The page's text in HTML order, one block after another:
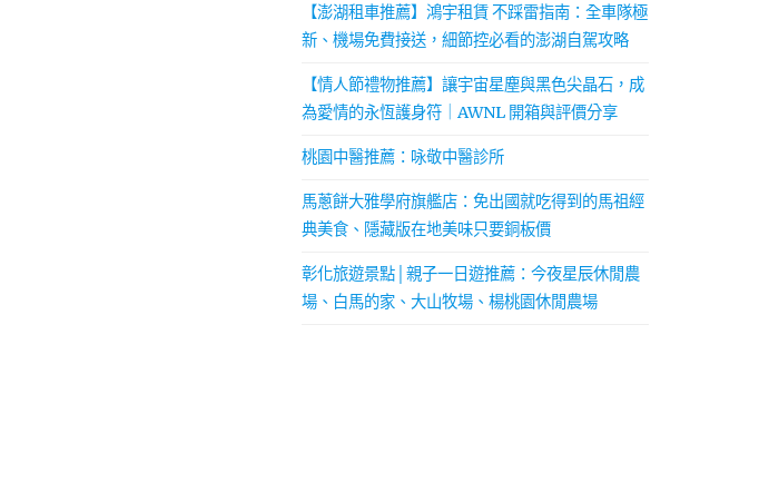
【澎湖租車推薦】鴻宇租賃 不踩雷指南：全車隊極
新、機場免費接送，細節控必看的澎湖自駕攻略
【情人節禮物推薦】讓宇宙星塵與黑色尖晶石，成
為愛情的永恆護身符｜AWNL 開箱與評價分享
桃園中醫推薦：咏敬中醫診所
馬蔥餅大雅學府旗艦店：免出國就吃得到的馬祖經
典美食、隱藏版在地美味只要銅板價
彰化旅遊景點│親子一日遊推薦：今夜星辰休閒農
場、白馬的家、大山牧場、楊桃園休閒農場